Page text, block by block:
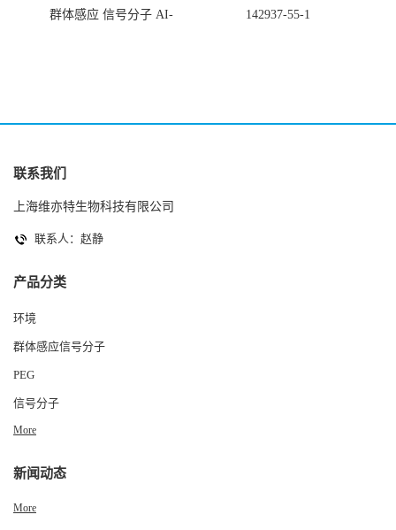
群体感应 信号分子 AI-
142937-55-1
联系我们
上海维亦特生物科技有限公司
联系人：赵静
产品分类
环境
群体感应信号分子
PEG
信号分子
More
新闻动态
More